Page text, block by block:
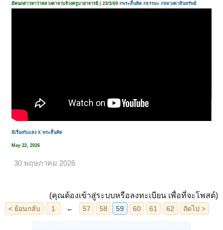
มีคนกล่าวหาว่าหลวงตาจาบจ้วงครูบาอาจารย์ | 23/5/69#พระสิ้นคิด #ธรรมะ #หลวงตาสินทรัพย์
มีเรื่องกับแสง X พระสิ้นคิด
May 22, 2026
30 พฤษภาคม 2026
(คุณต้องเข้าสู่ระบบหรือลงทะเบียน เพื่อที่จะโพสต์)